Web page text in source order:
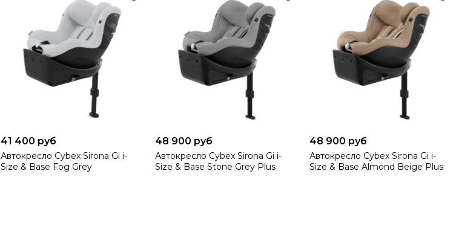
41 400 руб
Автокресло Cybex Sirona Gi i-
Size & Base Fog Grey
48 900 руб
Автокресло Cybex Sirona Gi i-
Size & Base Stone Grey Plus
48 900 руб
Автокресло Cybex Sirona Gi i-
Size & Base Almond Beige Plus